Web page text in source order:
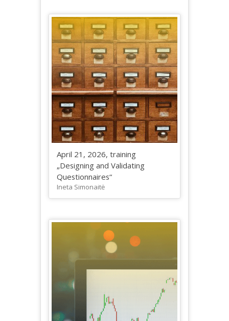
April 21, 2026, training
„Designing and Validating
Questionnaires“
Ineta Simonaitė